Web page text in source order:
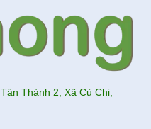
Thành 2, Xã Củ Chi,